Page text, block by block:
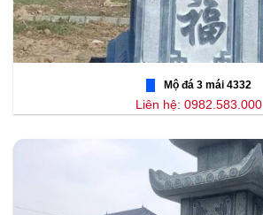
Mộ đá 3 mái 4332
Liên hệ: 0982.583.000